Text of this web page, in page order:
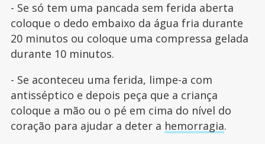
- Se só tem uma pancada sem ferida aberta
coloque o dedo embaixo da água fria durante
20 minutos ou coloque uma compressa gelada
durante 10 minutos.
- Se aconteceu uma ferida, limpe-a com
antisséptico e depois peça que a criança
coloque a mão ou o pé em cima do nível do
coração para ajudar a deter a hemorragia.